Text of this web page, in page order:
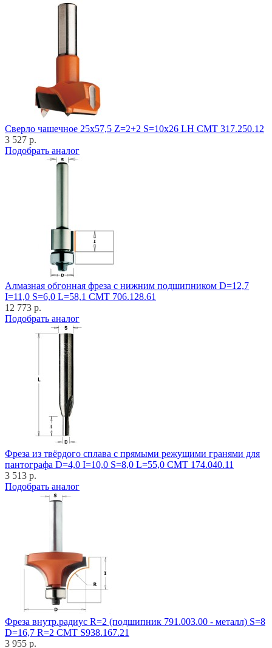
Cверло чашечное 25x57,5 Z=2+2 S=10x26 LH CMT 317.250.12
3 527 р.
Подобрать аналог
Алмазная обгонная фреза с нижним подшипником D=12,7
I=11,0 S=6,0 L=58,1 CMT 706.128.61
12 773 р.
Подобрать аналог
Фреза из твёрдого сплава с прямыми режущими гранями для
пантографа D=4,0 I=10,0 S=8,0 L=55,0 CMT 174.040.11
3 513 р.
Подобрать аналог
Фреза внутр.радиус R=2 (подшипник 791.003.00 - металл) S=8
D=16,7 R=2 CMT S938.167.21
3 955 р.